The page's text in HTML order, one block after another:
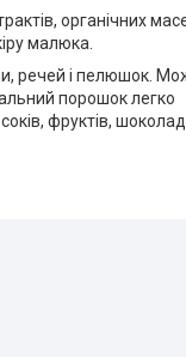
органічних
малюка.
речей і пелюшок.
порошок легко
фруктів,